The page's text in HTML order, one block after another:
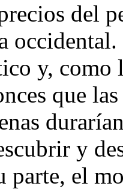
del
y, como
que
y
parte, el